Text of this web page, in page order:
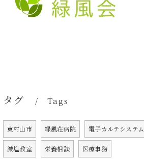
タグ Tags
東村山市 緑風荘病院 電子カルテシステム
減塩教室 栄養相談 医療事務